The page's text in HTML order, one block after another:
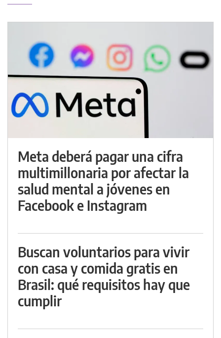
Meta deberá pagar una cifra
multimillonaria por afectar la
salud mental a jóvenes en
Facebook e Instagram
Buscan voluntarios para vivir
con casa y comida gratis en
Brasil: qué requisitos hay que
cumplir